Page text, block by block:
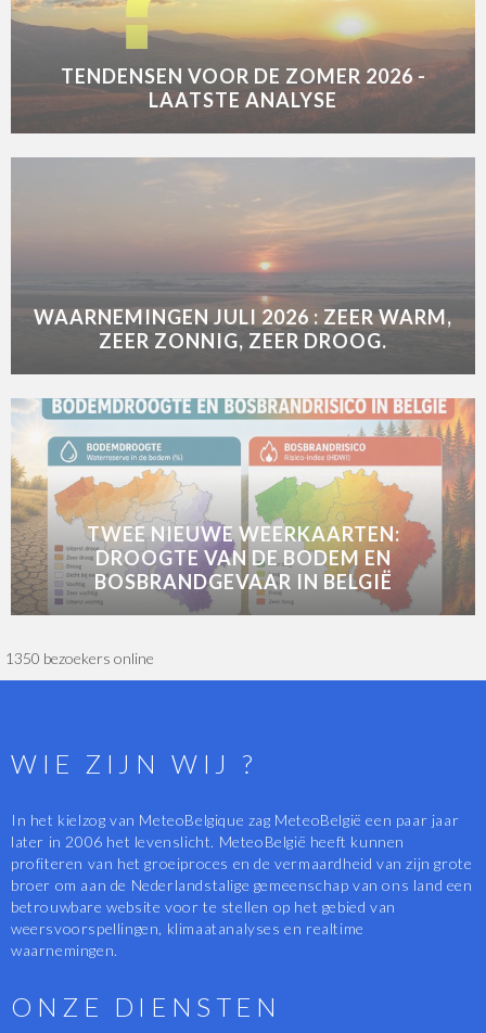
TENDENSEN VOOR DE ZOMER 2026 -
LAATSTE ANALYSE
WAARNEMINGEN JULI 2026 : ZEER WARM,
ZEER ZONNIG, ZEER DROOG.
TWEE NIEUWE WEERKAARTEN:
DROOGTE VAN DE BODEM EN
BOSBRANDGEVAAR IN BELGIË
1350 bezoekers online
WIE ZIJN WIJ ?
In het kielzog van MeteoBelgique zag MeteoBelgië een paar jaar
later in 2006 het levenslicht. MeteoBelgië heeft kunnen
profiteren van het groeiproces en de vermaardheid van zijn grote
broer om aan de Nederlandstalige gemeenschap van ons land een
betrouwbare website voor te stellen op het gebied van
weersvoorspellingen, klimaatanalyses en realtime
waarnemingen.
ONZE DIENSTEN